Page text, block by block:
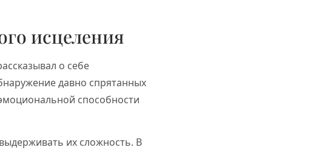
исцеления
о себе
давно спрятанных
способности
их сложность. В